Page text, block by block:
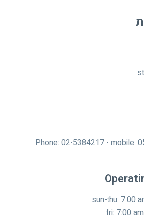
Phone: 02-5384217 - mobile:
sun-thu: 7:00
fri: 7:00